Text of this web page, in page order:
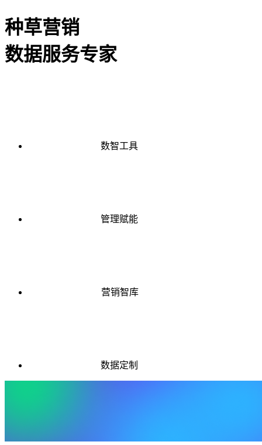
种草营销
数据服务专家
数智工具
管理赋能
营销智库
数据定制